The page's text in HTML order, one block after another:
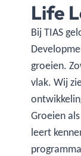
Life
Bij TIAS
groeien.
vlak. Wij
Groeien
leert